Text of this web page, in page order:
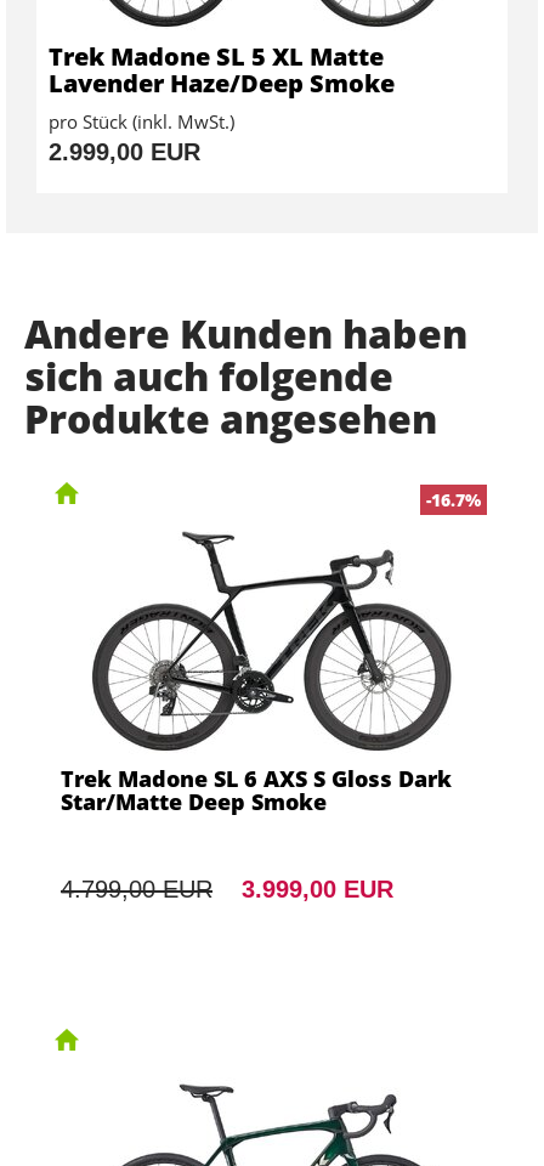
Trek Madone SL 5 XL Matte
Lavender Haze/Deep Smoke
pro Stück (inkl. MwSt.)
2.999,00 EUR
Andere Kunden haben
sich auch folgende
Produkte angesehen
-16.7%
Trek Madone SL 6 AXS S Gloss Dark
Star/Matte Deep Smoke
4.799,00 EUR 3.999,00 EUR